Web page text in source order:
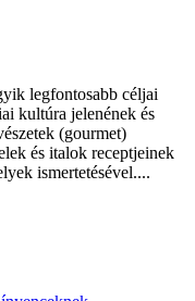
legfontosabb céljai
kultúra jelenének és
(gourmet)
és italok receptjeinek
ismertetésével....